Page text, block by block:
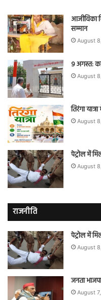
आजीविका
सम्मान
August
9 अगस्त:
August
तिरंगा
August
पेट्रोल में
August
राजनीति
पेट्रोल में
August
जनता
August